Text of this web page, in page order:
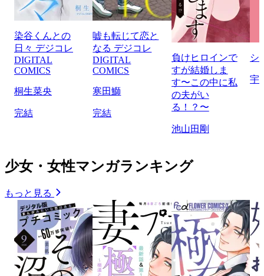
染谷くんとの
日々 デジコレ
DIGITAL
COMICS
桐生菜央
完結
嘘も転じて恋と
なる デジコレ
DIGITAL
COMICS
寒田鰤
完結
負けヒロインで
すが結婚しま
す〜この中に私
の夫がい
る！？〜
池山田剛
シ
宇
少女・女性マンガランキング
もっと見る